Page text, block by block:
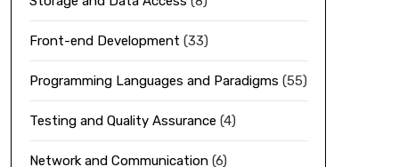
Front-end Development (33)
Programming Languages and Paradigms (55)
Testing and Quality Assurance (4)
Network and Communication(6)